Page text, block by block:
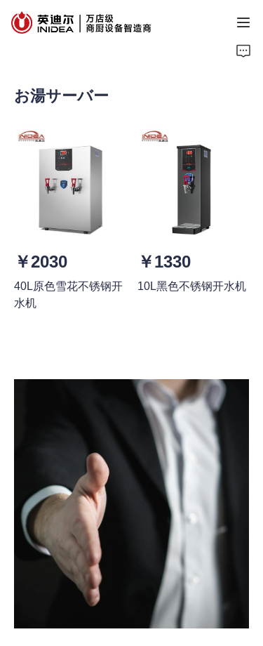
お湯サーバー
￥2030
40L原色雪花不锈钢开
水机
￥1330
10L黑色不锈钢开水机
产品
服务
联系我们